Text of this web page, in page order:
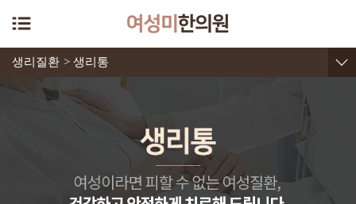
생리질환 > 생리통